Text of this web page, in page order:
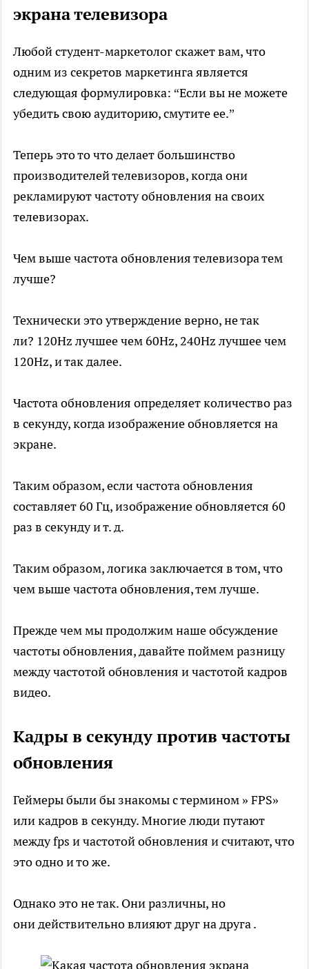
экрана телевизора
Любой студент-маркетолог скажет вам, что
одним из секретов маркетинга является
следующая формулировка: “Если вы не можете
убедить свою аудиторию, смутите ее.”
Теперь это то что делает большинство
производителей телевизоров, когда они
рекламируют частоту обновления на своих
телевизорах.
Чем выше частота обновления телевизора тем
лучше?
Технически это утверждение верно, не так
ли? 120Hz лучшее чем 60Hz, 240Hz лучшее чем
120Hz, и так далее.
Частота обновления определяет количество раз
в секунду, когда изображение обновляется на
экране.
Таким образом, если частота обновления
составляет 60 Гц, изображение обновляется 60
раз в секунду и т. д.
Таким образом, логика заключается в том, что
чем выше частота обновления, тем лучше.
Прежде чем мы продолжим наше обсуждение
частоты обновления, давайте поймем разницу
между частотой обновления и частотой кадров
видео.
Кадры в секунду против частоты
обновления
Геймеры были бы знакомы с термином » FPS»
или кадров в секунду. Многие люди путают
между fps и частотой обновления и считают, что
это одно и то же.
Однако это не так. Они различны, но
они действительно влияют друг на друга .